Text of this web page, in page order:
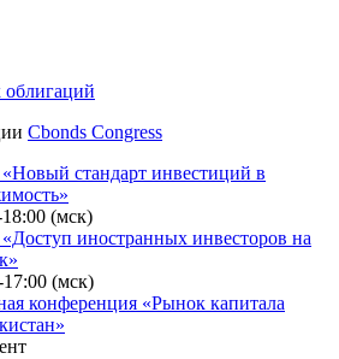
облигаций
Cbonds Congress
стандарт инвестиций в
(мск)
иностранных инвесторов на
(мск)
конференция «Рынок капитала